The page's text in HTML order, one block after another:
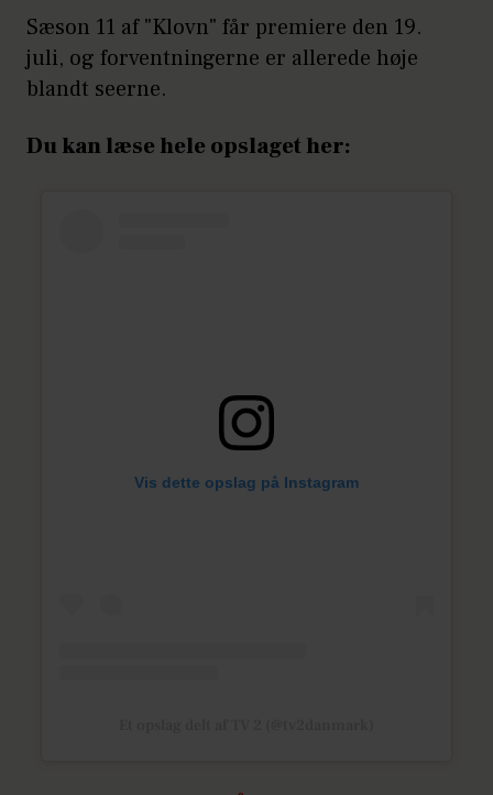
Sæson 11 af "Klovn" får premiere den 19.
juli, og forventningerne er allerede høje
blandt seerne.
Du kan læse hele opslaget her:
Vis dette opslag på Instagram